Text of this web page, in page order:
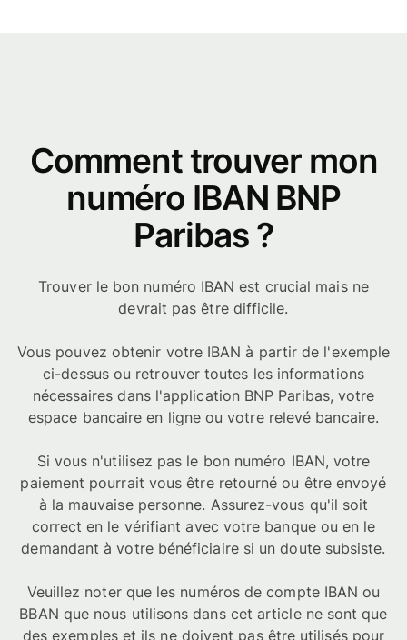
Comment trouver mon
numéro IBAN BNP
Paribas ?
Trouver le bon numéro IBAN est crucial mais ne
devrait pas être difficile.
Vous pouvez obtenir votre IBAN à partir de l'exemple
ci-dessus ou retrouver toutes les informations
nécessaires dans l'application BNP Paribas, votre
espace bancaire en ligne ou votre relevé bancaire.
Si vous n'utilisez pas le bon numéro IBAN, votre
paiement pourrait vous être retourné ou être envoyé
à la mauvaise personne. Assurez-vous qu'il soit
correct en le vérifiant avec votre banque ou en le
demandant à votre bénéficiaire si un doute subsiste.
Veuillez noter que les numéros de compte IBAN ou
BBAN que nous utilisons dans cet article ne sont que
des exemples et ils ne doivent pas être utilisés pour